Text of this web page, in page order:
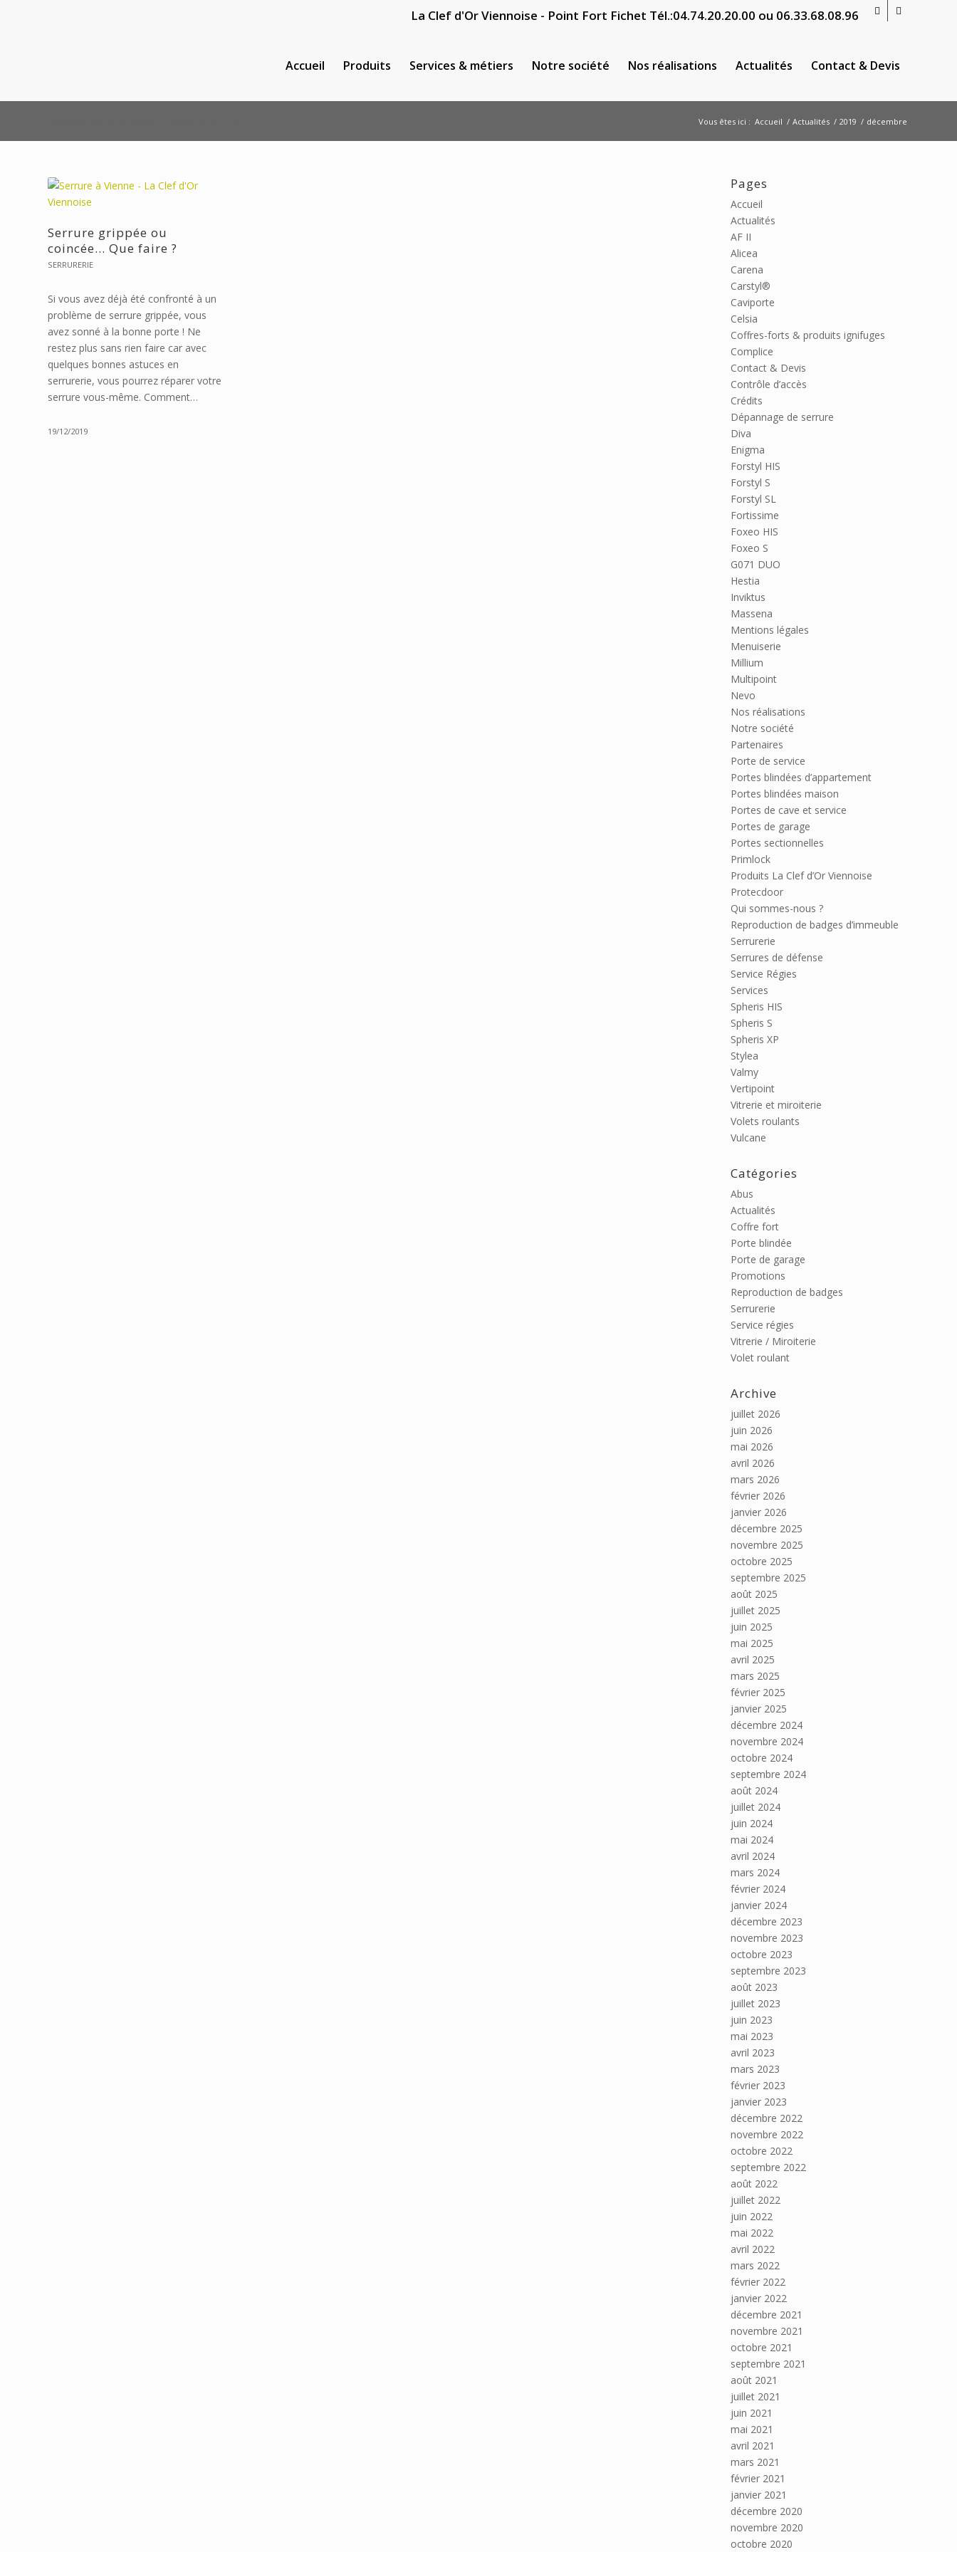
La Clef d'Or Viennoise - Point Fort Fichet Tél.:04.74.20.20.00 ou 06.33.68.08.96
Accueil Produits Services & métiers Notre société Nos réalisations Actualités Contact & Devis
Vous êtes ici : Accueil / Actualités / 2019 / décembre
Serrure grippée ou
coincée… Que faire ?
SERRURERIE
Si vous avez déjà été confronté à un
problème de serrure grippée, vous
avez sonné à la bonne porte ! Ne
restez plus sans rien faire car avec
quelques bonnes astuces en
serrurerie, vous pourrez réparer votre
serrure vous-même. Comment…
19/12/2019
Pages
Accueil
Actualités
AF II
Alicea
Carena
Carstyl®
Caviporte
Celsia
Coffres-forts & produits ignifuges
Complice
Contact & Devis
Contrôle d’accès
Crédits
Dépannage de serrure
Diva
Enigma
Forstyl HIS
Forstyl S
Forstyl SL
Fortissime
Foxeo HIS
Foxeo S
G071 DUO
Hestia
Inviktus
Massena
Mentions légales
Menuiserie
Millium
Multipoint
Nevo
Nos réalisations
Notre société
Partenaires
Porte de service
Portes blindées d’appartement
Portes blindées maison
Portes de cave et service
Portes de garage
Portes sectionnelles
Primlock
Produits La Clef d’Or Viennoise
Protecdoor
Qui sommes-nous ?
Reproduction de badges d’immeuble
Serrurerie
Serrures de défense
Service Régies
Services
Spheris HIS
Spheris S
Spheris XP
Stylea
Valmy
Vertipoint
Vitrerie et miroiterie
Volets roulants
Vulcane
Catégories
Abus
Actualités
Coffre fort
Porte blindée
Porte de garage
Promotions
Reproduction de badges
Serrurerie
Service régies
Vitrerie / Miroiterie
Volet roulant
Archive
juillet 2026
juin 2026
mai 2026
avril 2026
mars 2026
février 2026
janvier 2026
décembre 2025
novembre 2025
octobre 2025
septembre 2025
août 2025
juillet 2025
juin 2025
mai 2025
avril 2025
mars 2025
février 2025
janvier 2025
décembre 2024
novembre 2024
octobre 2024
septembre 2024
août 2024
juillet 2024
juin 2024
mai 2024
avril 2024
mars 2024
février 2024
janvier 2024
décembre 2023
novembre 2023
octobre 2023
septembre 2023
août 2023
juillet 2023
juin 2023
mai 2023
avril 2023
mars 2023
février 2023
janvier 2023
décembre 2022
novembre 2022
octobre 2022
septembre 2022
août 2022
juillet 2022
juin 2022
mai 2022
avril 2022
mars 2022
février 2022
janvier 2022
décembre 2021
novembre 2021
octobre 2021
septembre 2021
août 2021
juillet 2021
juin 2021
mai 2021
avril 2021
mars 2021
février 2021
janvier 2021
décembre 2020
novembre 2020
octobre 2020